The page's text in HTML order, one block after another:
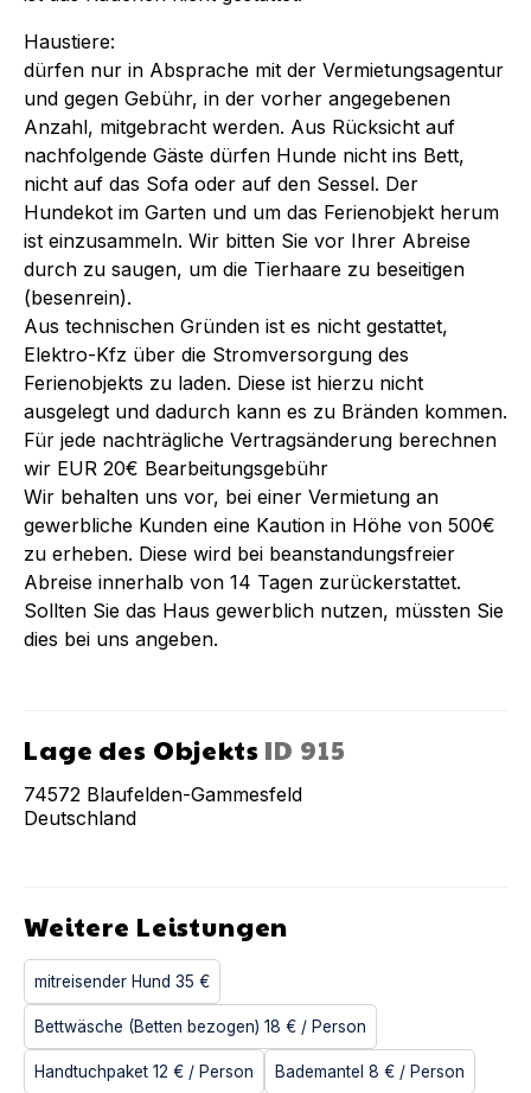
Haustiere:
dürfen nur in Absprache mit der Vermietungsagentur
und gegen Gebühr, in der vorher angegebenen
Anzahl, mitgebracht werden. Aus Rücksicht auf
nachfolgende Gäste dürfen Hunde nicht ins Bett,
nicht auf das Sofa oder auf den Sessel. Der
Hundekot im Garten und um das Ferienobjekt herum
ist einzusammeln. Wir bitten Sie vor Ihrer Abreise
durch zu saugen, um die Tierhaare zu beseitigen
(besenrein).
Aus technischen Gründen ist es nicht gestattet,
Elektro-Kfz über die Stromversorgung des
Ferienobjekts zu laden. Diese ist hierzu nicht
ausgelegt und dadurch kann es zu Bränden kommen.
Für jede nachträgliche Vertragsänderung berechnen
wir EUR 20€ Bearbeitungsgebühr
Wir behalten uns vor, bei einer Vermietung an
gewerbliche Kunden eine Kaution in Höhe von 500€
zu erheben. Diese wird bei beanstandungsfreier
Abreise innerhalb von 14 Tagen zurückerstattet.
Sollten Sie das Haus gewerblich nutzen, müssten Sie
dies bei uns angeben.
Lage des Objekts ID 915
74572 Blaufelden-Gammesfeld
Deutschland
Weitere Leistungen
mitreisender Hund 35 €
Bettwäsche (Betten bezogen) 18 € / Person
Handtuchpaket 12 € / Person Bademantel 8 € / Person